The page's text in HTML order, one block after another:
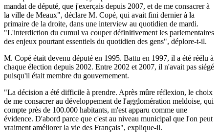
mandat de député, que j'exerçais depuis 2007, et de me consacrer à
la ville de Meaux", déclare M. Copé, qui avait fini dernier à la
primaire de la droite, dans une interview au quotidien de mardi.
"L'interdiction du cumul va couper définitivement les parlementaires
des enjeux pourtant essentiels du quotidien des gens", déplore-t-il.
M. Copé était devenu député en 1995. Battu en 1997, il a été réélu à
chaque élection depuis 2002. Entre 2002 et 2007, il n'avait pas siégé
puisqu'il était membre du gouvernement.
"La décision a été difficile à prendre. Après mûre réflexion, le choix
de me consacrer au développement de l'agglomération meldoise, qui
compte près de 100.000 habitants, m'est apparu comme une
évidence. D'abord parce que c'est au niveau municipal que l'on peut
vraiment améliorer la vie des Français", explique-il.